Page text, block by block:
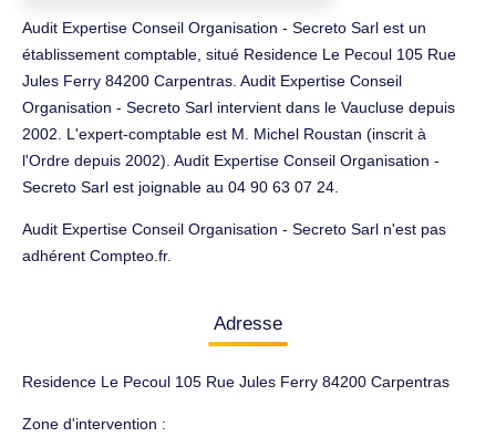
Audit Expertise Conseil Organisation - Secreto Sarl est un
établissement comptable, situé Residence Le Pecoul 105 Rue
Jules Ferry 84200 Carpentras. Audit Expertise Conseil
Organisation - Secreto Sarl intervient dans le Vaucluse depuis
2002. L'expert-comptable est M. Michel Roustan (inscrit à
l'Ordre depuis 2002). Audit Expertise Conseil Organisation -
Secreto Sarl est joignable au 04 90 63 07 24.
Audit Expertise Conseil Organisation - Secreto Sarl n'est pas
adhérent Compteo.fr.
Adresse
Residence Le Pecoul 105 Rue Jules Ferry 84200 Carpentras
Zone d'intervention :